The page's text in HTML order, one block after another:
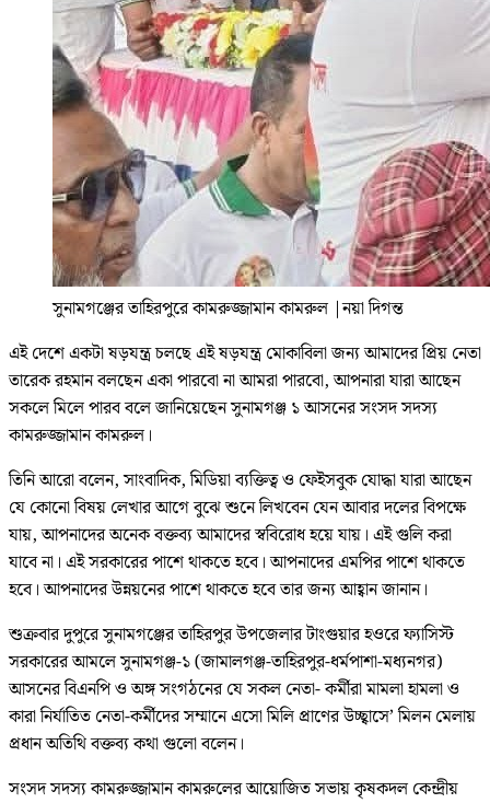
সুনামগঞ্জের তাহিরপুরে কামরুজ্জামান কামরুল |নয়া দিগন্ত
এই দেশে একটা ষড়যন্ত্র চলছে এই ষড়যন্ত্র মোকাবিলা জন্য আমাদের প্রিয় নেতা
তারেক রহমান বলছেন একা পারবো না আমরা পারবো, আপনারা যারা আছেন
সকলে মিলে পারব বলে জানিয়েছেন সুনামগঞ্জ ১ আসনের সংসদ সদস্য
কামরুজ্জামান কামরুল।
তিনি আরো বলেন, সাংবাদিক, মিডিয়া ব্যক্তিত্ব ও ফেইসবুক যোদ্ধা যারা আছেন
যে কোনো বিষয় লেখার আগে বুঝে শুনে লিখবেন যেন আবার দলের বিপক্ষে
যায়, আপনাদের অনেক বক্তব্য আমাদের স্ববিরোধ হয়ে যায়। এই গুলি করা
যাবে না। এই সরকারের পাশে থাকতে হবে। আপনাদের এমপির পাশে থাকতে
হবে। আপনাদের উন্নয়নের পাশে থাকতে হবে তার জন্য আহ্বান জানান।
শুক্রবার দুপুরে সুনামগঞ্জের তাহিরপুর উপজেলার টাংগুয়ার হওরে ফ্যাসিস্ট
সরকারের আমলে সুনামগঞ্জ-১ (জামালগঞ্জ-তাহিরপুর-ধর্মপাশা-মধ্যনগর)
আসনের বিএনপি ও অঙ্গ সংগঠনের যে সকল নেতা- কর্মীরা মামলা হামলা ও
কারা নির্যাতিত নেতা-কর্মীদের সম্মানে এসো মিলি প্রাণের উচ্ছ্বাসে’ মিলন মেলায়
প্রধান অতিথি বক্তব্য কথা গুলো বলেন।
সংসদ সদস্য কামরুজ্জামান কামরুলের আয়োজিত সভায় কৃষকদল কেন্দ্রীয়